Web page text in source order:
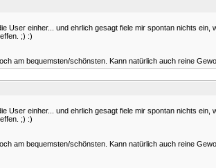
User einher... und ehrlich gesagt fiele mir spontan nichts
;) :)
am bequemsten/schönsten. Kann natürlich auch reine
User einher... und ehrlich gesagt fiele mir spontan nichts
;) :)
am bequemsten/schönsten. Kann natürlich auch reine